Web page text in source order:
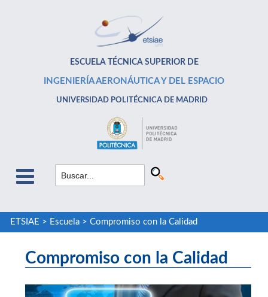
ESCUELA TÉCNICA SUPERIOR DE
INGENIERÍA AERONÁUTICA Y DEL ESPACIO
UNIVERSIDAD POLITÉCNICA DE MADRID
ETSIAE > Escuela> Compromiso con la Calidad
Compromiso con la Calidad